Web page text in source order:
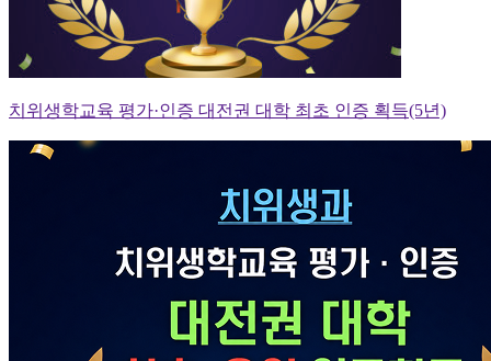
치위생학교육 평가·인증 대전권 대학 최초 인증 획득(5년)